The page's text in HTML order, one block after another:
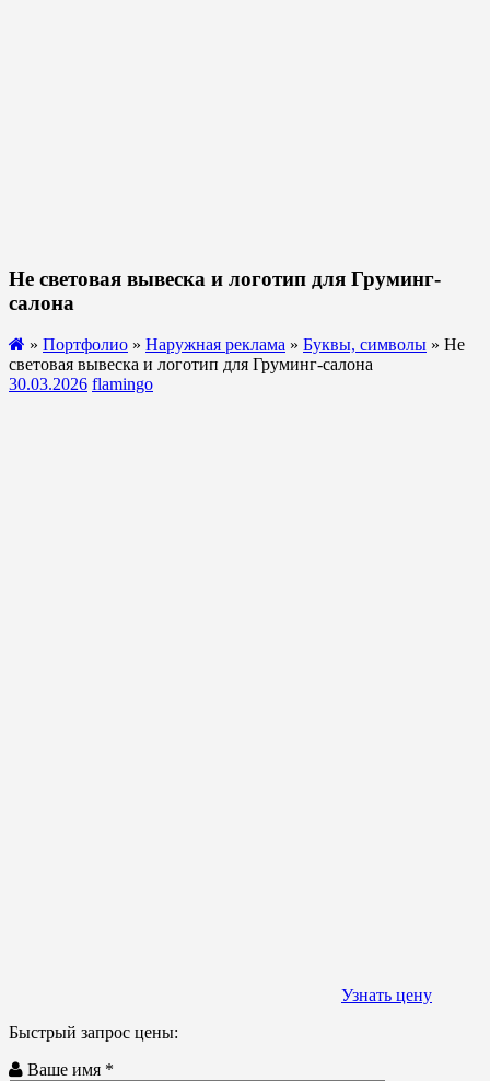
Не световая вывеска и логотип для Груминг-
салона
» Портфолио » Наружная реклама » Буквы, символы » Не
световая вывеска и логотип для Груминг-салона
30.03.2026 flamingo
Узнать цену
Быстрый запрос цены:
Ваше имя *